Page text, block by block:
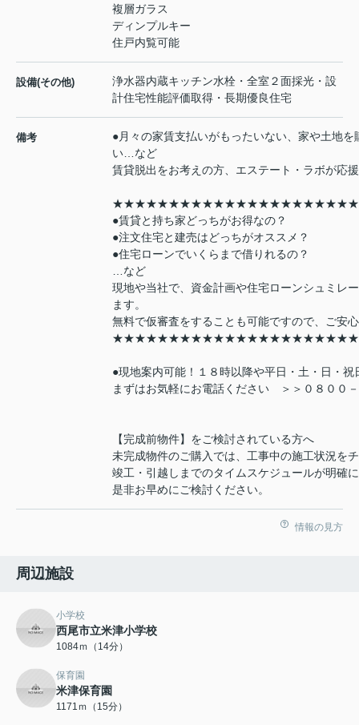
複層ガラス
ディンプルキー
住戸内覧可能
設備(その他)
浄水器内蔵キッチン水栓・全室２面採光・設
計住宅性能評価取得・長期優良住宅
備考
●月々の家賃支払いがもったいない、家や土地
い…など
賃貸脱出をお考えの方、エステート・ラボが応
●賃貸と持ち家どっちがお得なの？
●注文住宅と建売はどっちがオススメ？
●住宅ローンでいくらまで借りれるの？
…など
現地や当社で、資金計画や住宅ローンシュミレ
ます。
無料で仮審査をすることも可能ですので、ご安
●現地案内可能！１８時以降や平日・土・日・祝
まずはお気軽にお電話ください ＞＞０８００
【完成前物件】をご検討されている方へ
未完成物件のご購入では、工事中の施工状況を
竣工・引越しまでのタイムスケジュールが明確
是非お早めにご検討ください。
情報の見方
周辺施設
小学校
西尾市立米津小学校
1084ｍ（14分）
保育園
米津保育園
1171ｍ（15分）